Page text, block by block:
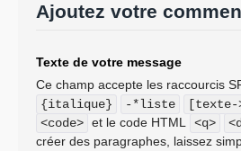
Ajoutez votre
Texte de votre message
Ce champ accepte les raccourcis
{italique}
-*liste
<code> et le code HTML <q>
créer des paragraphes, laissez